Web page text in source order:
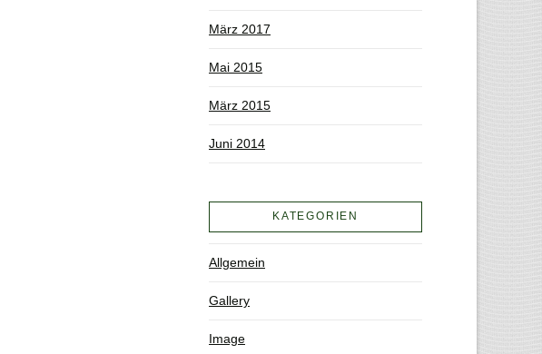
März 2017
Mai 2015
März 2015
Juni 2014
KATEGORIEN
Allgemein
Gallery
Image